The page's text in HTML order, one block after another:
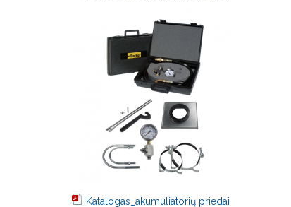
Katalogas_akumuliatorių priedai